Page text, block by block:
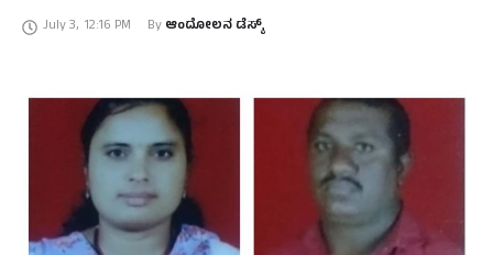
July 3, 12:16 PM By ಆಂದೋಲನ ಡೆಸ್ಕ್